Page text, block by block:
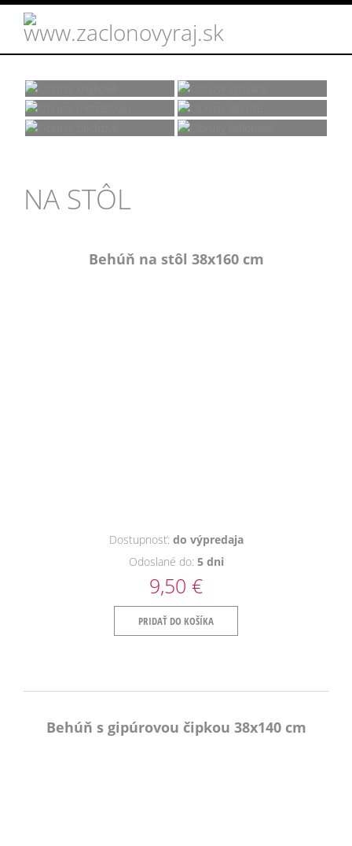
Obrusy
krajkové
Obrusy
vyšívané
Obrusy
metrážové Obrusy látkové
žakárové teflonové
NA STÔL
Behúň na stôl 38x160 cm
Dostupnosť: do výpredaja
Odoslané do: 5 dni
9,50 €
PRIDAŤ DO KOŠÍKA
Behúň s gipúrovou čipkou 38x140 cm